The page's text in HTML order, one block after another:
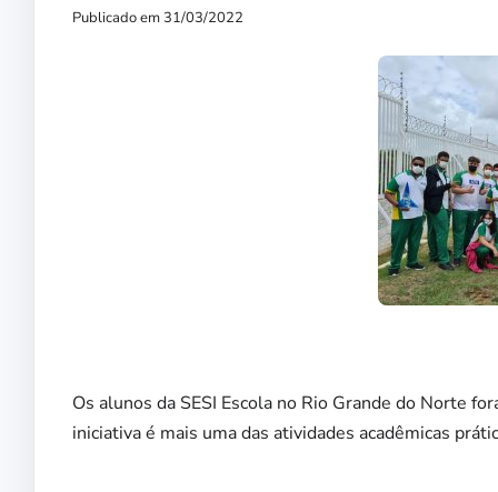
Publicado em 31/03/2022
Os alunos da SESI Escola no Rio Grande do Norte
iniciativa é mais uma das atividades acadêmicas